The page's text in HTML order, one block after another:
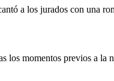
a los jurados con una
los momentos previos a la